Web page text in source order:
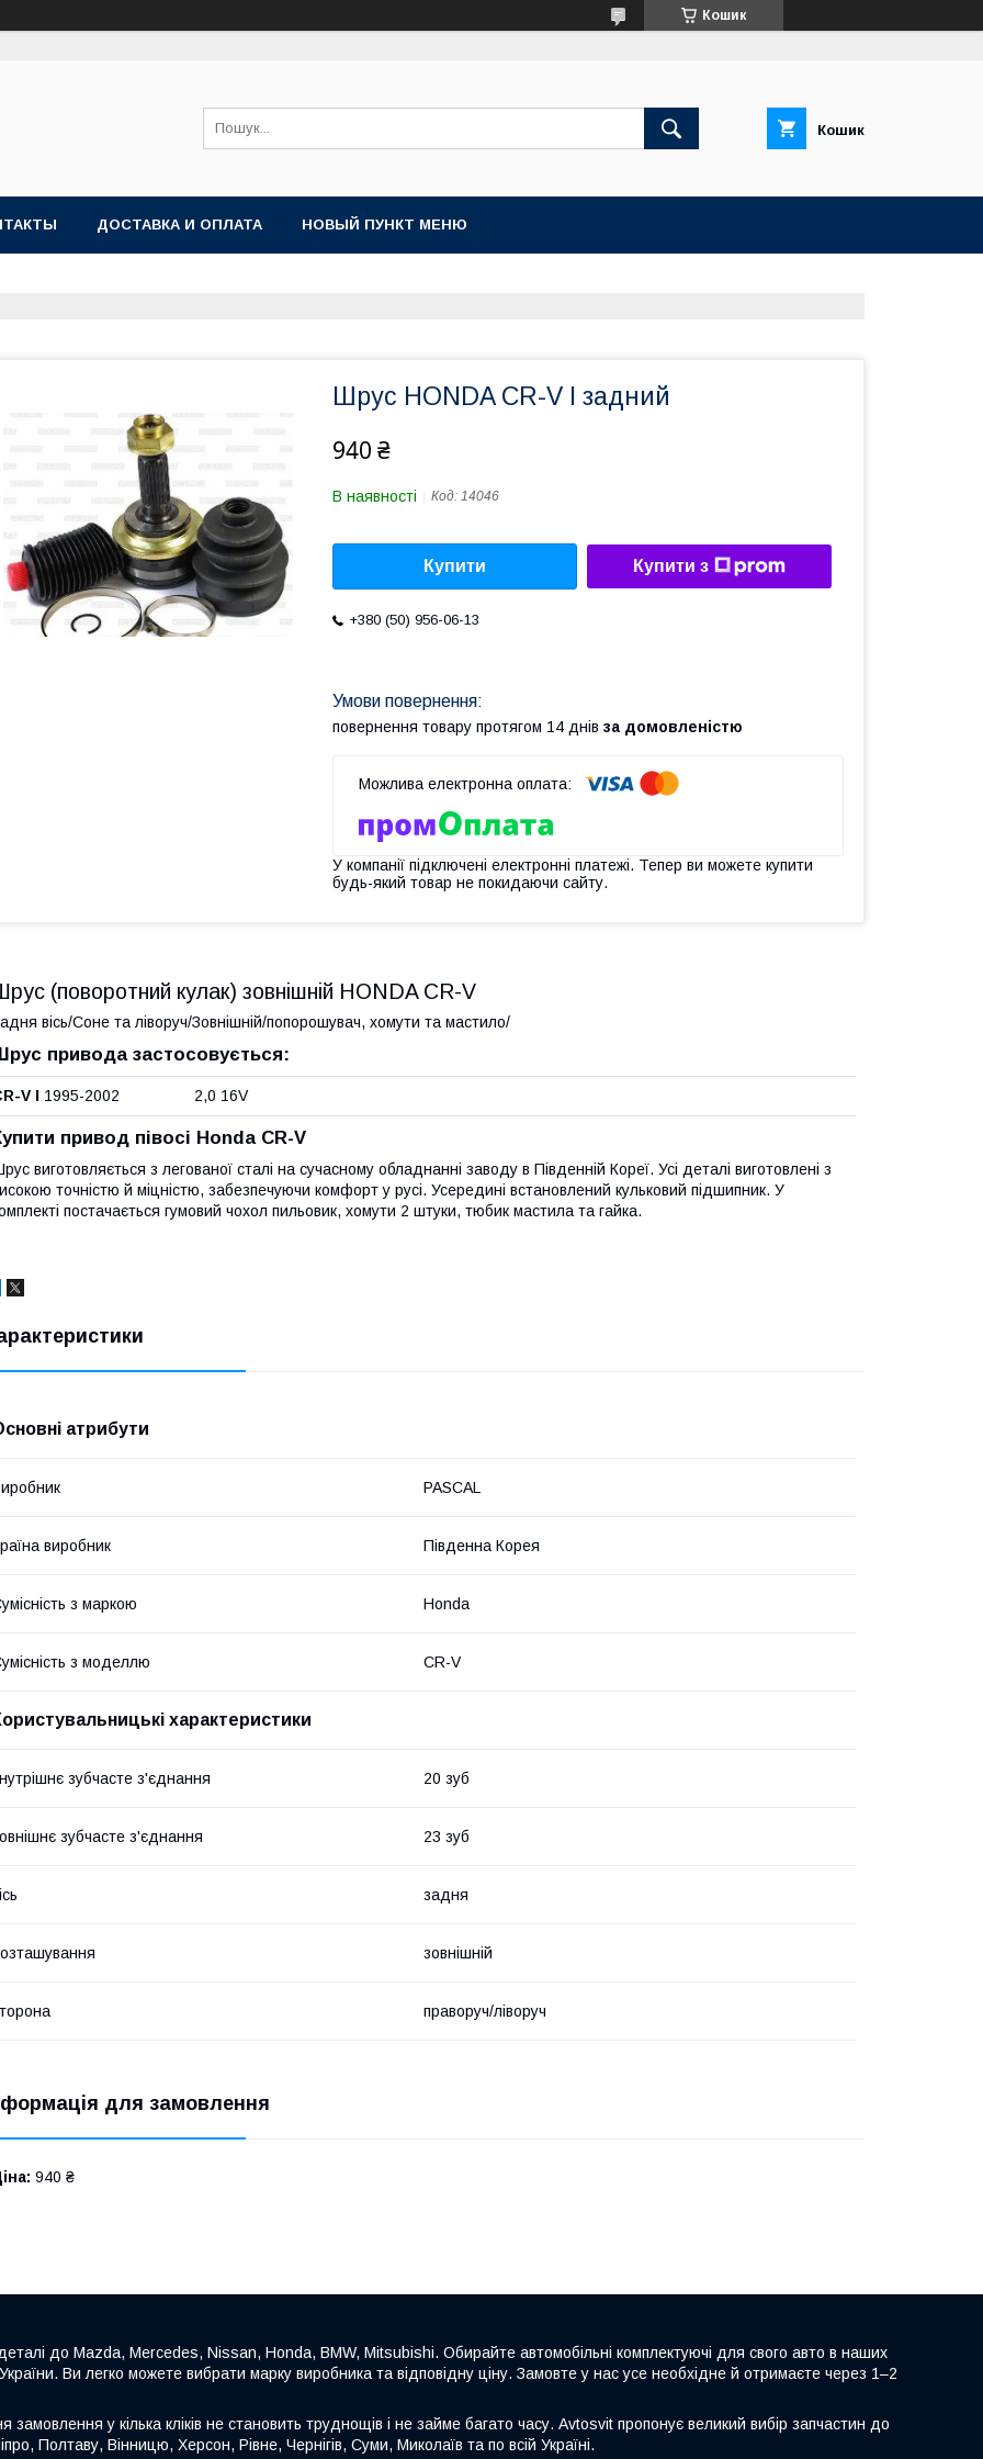
Кошик
Кошик
ДОСТАВКА И ОПЛАТА НОВЫЙ ПУНКТ МЕНЮ
Шрус HONDA CR-V I задний
940 ₴
В наявності Код: 14046
Купити Купити з
+380 (50) 956-06-13
повернення товару протягом 14 днів за домовленістю
У компанії підключені електронні платежі. Тепер ви можете купити
будь-який товар не покидаючи сайту.
(поворотний кулак) зовнішній HONDA CR-V
вісь/Соне та ліворуч/Зовнішній/попорошувач, хомути та мастило/
привода застосовується:
V I 1995-2002 2,0 16V
привод півосі Honda CR-V
виготовляється з легованої сталі на сучасному обладнанні заводу в Південній Кореї. Усі деталі виготовлені з
точністю й міцністю, забезпечуючи комфорт у русі. Усередині встановлений кульковий підшипник. У
постачається гумовий чохол пильовик, хомути 2 штуки, тюбик мастила та гайка.
атрибути
PASCAL
виробник Південна Корея
з маркою Honda
з моделлю CR-V
характеристики
зубчасте з'єднання 20 зуб
зубчасте з'єднання 23 зуб
задня
зовнішній
праворуч/ліворуч
для замовлення
940 ₴
до Mazda, Mercedes, Nissan, Honda, BMW, Mitsubishi. Обирайте автомобільні комплектуючі для свого авто в наших
Ви легко можете вибрати марку виробника та відповідну ціну. Замовте у нас усе необхідне й отримаєте через 1–2
у кілька кліків не становить труднощів і не займе багато часу. Avtosvit пропонує великий вибір запчастин до
Полтаву, Вінницю, Херсон, Рівне, Чернігів, Суми, Миколаїв та по всій Україні.